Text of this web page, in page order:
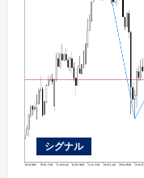
シグナル